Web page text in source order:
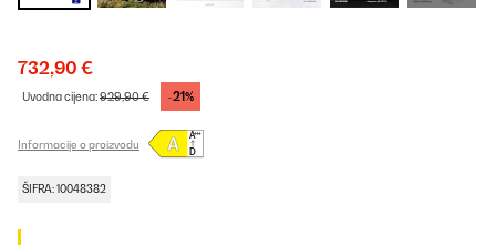
732,90 €
Uvodna cijena:929,90 € -21%
Informacije o proizvodu
ŠIFRA: 10048382